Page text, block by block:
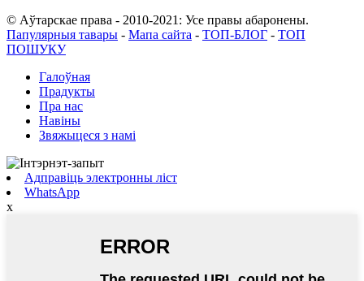
© Аўтарскае права - 2010-2021: Усе правы абаронены.
Папулярныя тавары - Мапа сайта - ТОП-БЛОГ - ТОП
ПОШУКУ
Галоўная
Прадукты
Пра нас
Навіны
Звяжыцеся з намі
Адправіць электронны ліст
WhatsApp
x